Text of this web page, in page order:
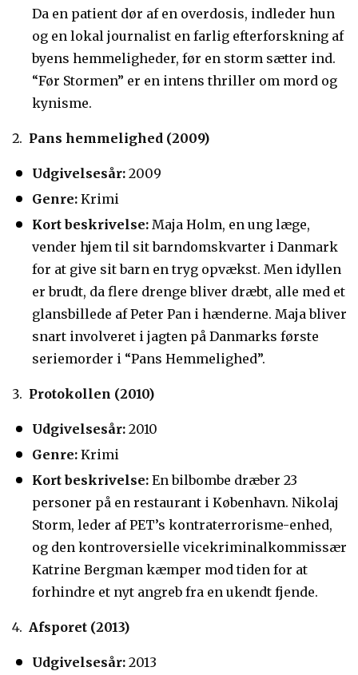
Da en patient dør af en overdosis, indleder hun
og en lokal journalist en farlig efterforskning af
byens hemmeligheder, før en storm sætter ind.
“Før Stormen” er en intens thriller om mord og
kynisme.
Pans hemmelighed (2009)
Udgivelsesår: 2009
Genre: Krimi
Kort beskrivelse: Maja Holm, en ung læge,
vender hjem til sit barndomskvarter i Danmark
for at give sit barn en tryg opvækst. Men idyllen
er brudt, da flere drenge bliver dræbt, alle med et
glansbillede af Peter Pan i hænderne. Maja bliver
snart involveret i jagten på Danmarks første
seriemorder i “Pans Hemmelighed”.
Protokollen (2010)
Udgivelsesår: 2010
Genre: Krimi
Kort beskrivelse: En bilbombe dræber 23
personer på en restaurant i København. Nikolaj
Storm, leder af PET’s kontraterrorisme-enhed,
og den kontroversielle vicekriminalkommissær
Katrine Bergman kæmper mod tiden for at
forhindre et nyt angreb fra en ukendt fjende.
Afsporet (2013)
Udgivelsesår: 2013